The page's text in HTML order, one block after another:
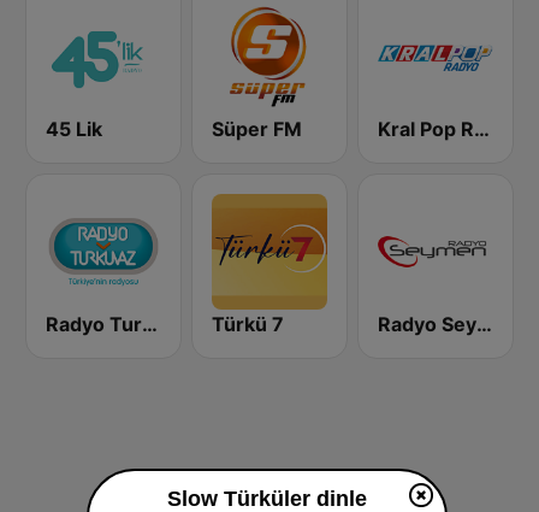
45 Lik Süper FM Kral Pop Radyo
Radyo Turkuvaz Türkü 7 Radyo Seymen
Slow Türküler dinle